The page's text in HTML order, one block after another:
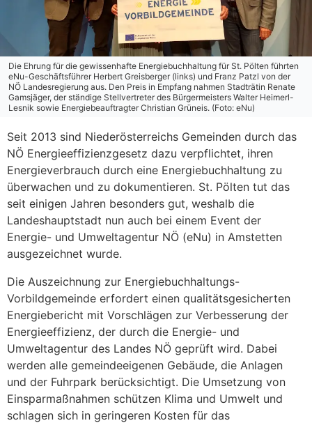
Die Ehrung für die gewissenhafte Energiebuchhaltung für St. Pölten führten
eNu-Geschäftsführer Herbert Greisberger (links) und Franz Patzl von der
NÖ Landesregierung aus. Den Preis in Empfang nahmen Stadträtin Renate
Gamsjäger, der ständige Stellvertreter des Bürgermeisters Walter Heimerl-
Lesnik sowie Energiebeauftragter Christian Grüneis. (Foto: eNu)
Seit 2013 sind Niederösterreichs Gemeinden durch das
NÖ Energieeffizienzgesetz dazu verpflichtet, ihren
Energieverbrauch durch eine Energiebuchhaltung zu
überwachen und zu dokumentieren. St. Pölten tut das
seit einigen Jahren besonders gut, weshalb die
Landeshauptstadt nun auch bei einem Event der
Energie- und Umweltagentur NÖ (eNu) in Amstetten
ausgezeichnet wurde.
Die Auszeichnung zur Energiebuchhaltungs-
Vorbildgemeinde erfordert einen qualitätsgesicherten
Energiebericht mit Vorschlägen zur Verbesserung der
Energieeffizienz, der durch die Energie- und
Umweltagentur des Landes NÖ geprüft wird. Dabei
werden alle gemeindeeigenen Gebäude, die Anlagen
und der Fuhrpark berücksichtigt. Die Umsetzung von
Einsparmaßnahmen schützen Klima und Umwelt und
schlagen sich in geringeren Kosten für das